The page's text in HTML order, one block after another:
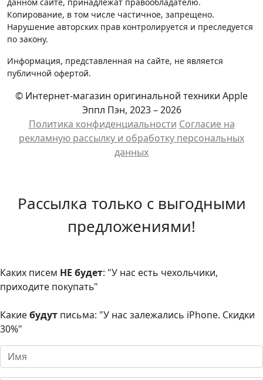
Копирование, в том числе частичное, запрещено.
Нарушение авторских прав контролируется и преследуется
по закону.
Информация, представленная на сайте, не является
публичной офертой.
© Интернет-магазин оригинальной техники Apple
Эппл Пэн, 2023 – 2026
Политика конфиденциальности Cогласие на
рекламную рассылку и обработку персональных
данных
Рассылка только с выгодными
предложениями!
Каких писем НЕ будет: "У нас есть чехольчики,
приходите покупать"
Какиебудут письма: "У нас залежались iPhone. Скидки
30%"